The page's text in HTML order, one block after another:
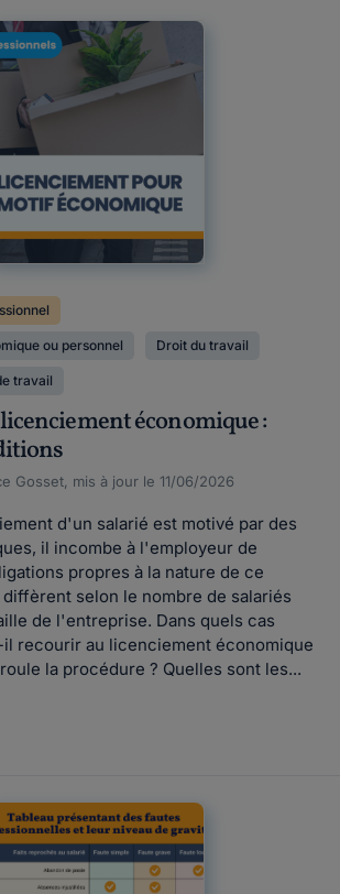
ou personnel Droit du travail
travail
économique :
Gosset, mis à jour le 11/06/2026
d'un salarié est motivé par des
il incombe à l'employeur de
propres à la nature de ce
selon le nombre de salariés
de l'entreprise. Dans quels cas
recourir au licenciement économique
la procédure ? Quelles sont les...